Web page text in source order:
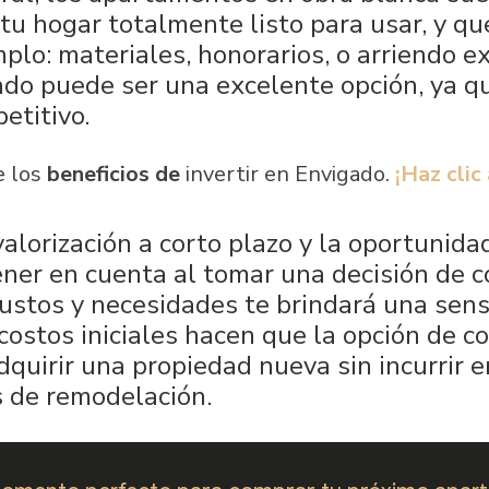
hogar totalmente listo para usar, y
materiales, honorarios, o arriendo
puede ser una excelente opción, ya
los beneficios de invertir en Envigado. ¡Haz clic
a corto plazo y la
en cuenta al tomar una decisión de
y necesidades te brindará una
iniciales hacen que la opción de
una propiedad nueva sin incurrir
remodelación.